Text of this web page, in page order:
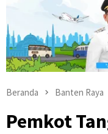
Beranda Banten Raya
Pemkot